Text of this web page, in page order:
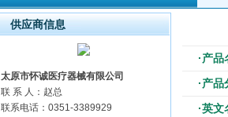
·产品
·产品
·英文
供应商信息
太原市怀诚医疗器械有限公司
联 系 人：赵总
联系电话：0351-3389929